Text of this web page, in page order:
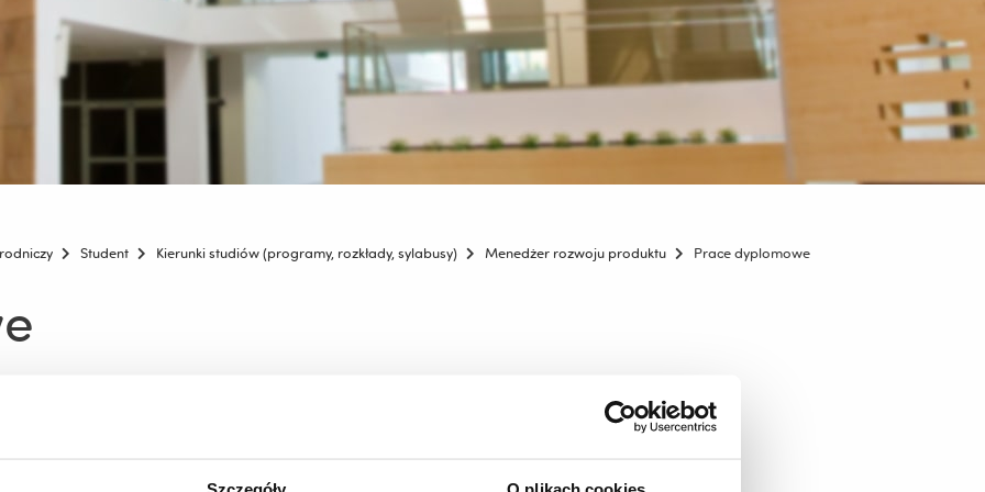
Student Kierunki studiów (programy, rozkłady, sylabusy) Menedżer rozwoju produktu Prace dyplomowe